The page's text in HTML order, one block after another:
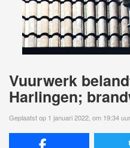
Vuurwerk
Harlingen;
Geplaatst op 1 januari 2022, om 19:34 uur